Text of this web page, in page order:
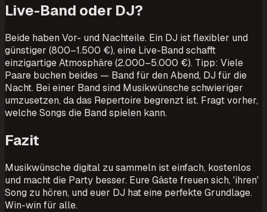
Live-Band oder DJ?
Beide haben Vor- und Nachteile. Ein DJ ist flexibler und
günstiger (800–1.500 €), eine Live-Band schafft
einzigartige Atmosphäre (2.000–5.000 €). Tipp: Viele
Paare buchen beides — Band für den Abend, DJ für die
Nacht. Bei einer Band sind Musikwünsche schwieriger
umzusetzen, da das Repertoire begrenzt ist. Fragt vorher,
welche Songs die Band spielen kann.
Fazit
Musikwünsche digital zu sammeln ist einfach, kostenlos
und macht die Party besser. Eure Gäste freuen sich, 'ihren'
Song zu hören, und euer DJ hat eine perfekte Grundlage.
Win-win für alle.